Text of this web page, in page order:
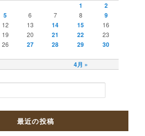
4月 »
1 2
5 6 7 8 9
12 13 14 15 16
19 20 21 22 23
26 27 28 29
30
最近の投稿